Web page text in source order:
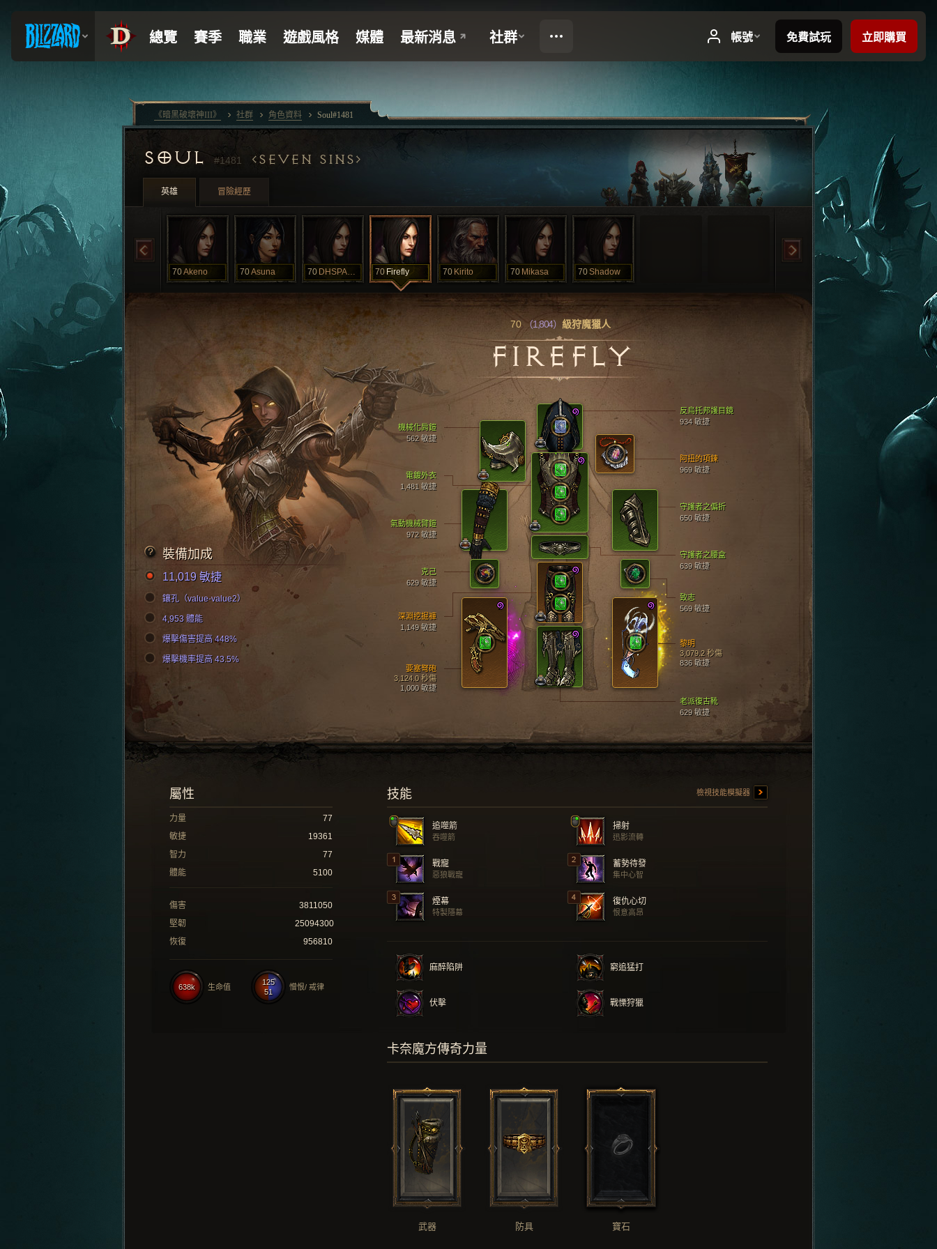
SOUL #1481 SEVEN SINS
英雄 冒險經歷
70Akeno 70Asuna 70 DHSPACEPLZ 70 Firefly 70 Kirito 70 Mikasa 70Shadow
70 （1,804） 級狩魔獵人
FIREFLY
反烏托邦護目鏡
934 敏捷
電鍍外衣
1,481 敏捷
老派復古靴
629 敏捷
氣動機械臂鎧
972 敏捷
機械化肩鎧
562 敏捷
深淵挖掘褲
1,149 敏捷
守護者之偏折
650 敏捷
要塞弩砲
3,124.0 秒傷
1,000 敏捷
黎明
3,079.2 秒傷
836 敏捷
守護者之腰盒
639 敏捷
致志
569 敏捷
克己
629 敏捷
阿扭的項鍊
969 敏捷
裝備加成
11,019 敏捷
鑲孔（value-value2）
4,953 體能
爆擊傷害提高 448%
爆擊機率提高 43.5%
技能 檢視技能模擬器
追噬箭
吞噬箭
掃射
迅影流轉
戰寵
惡狼戰寵
蓄勢待發
集中心智
煙幕
特製隱幕
復仇心切
恨意高昂
麻醉陷阱 窮追猛打
伏擊 戰慄狩獵
屬性
力量
77
敏捷
19361
智力
77
體能
5100
傷害
3811050
堅韌
25094300
恢復
956810
125
51
憎恨/ 戒律
638k 生命值
卡奈魔方傳奇力量
武器 防具 寶石
《暗黑破壞神III》 社群 角色資料 Soul#1481